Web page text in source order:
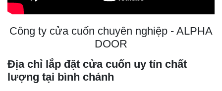
Công ty cửa cuốn chuyên nghiệp - ALPHA
DOOR
Địa chỉ lắp đặt cửa cuốn uy tín chất
lượng tại bình chánh